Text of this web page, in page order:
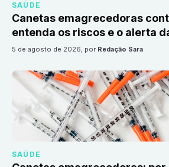
SAÚDE
Canetas emagrecedoras
entenda os riscos e o alerta
5 de agosto de 2026, por Redação Sara
SAÚDE